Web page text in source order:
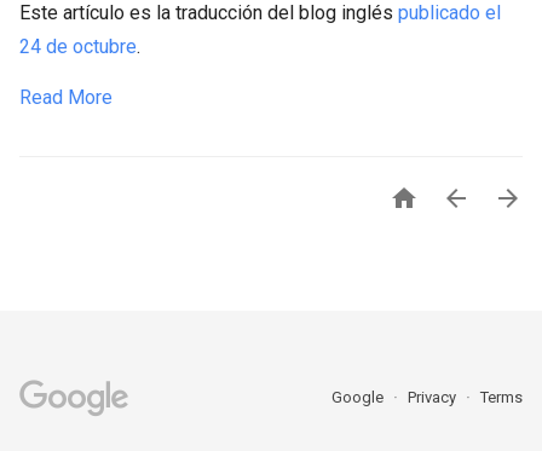
Este artículo es la traducción del blog inglés publicado el
24 de octubre.
Read More
  
Google Privacy Terms